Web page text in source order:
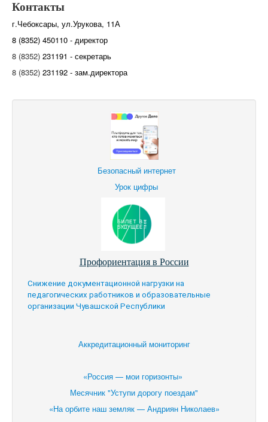
Контакты
г.Чебоксары, ул.Урукова, 11А
8 (8352) 450110 - директор
8 (8352) 231191 - секретарь
8 (8352) 231192 - зам.директора
Безопасный интернет
Урок цифры
Профориентация в России
Снижение документационной нагрузки на
педагогических работников и образовательные
организации Чувашской Республики
Аккредитационный мониторинг
«Россия — мои горизонты»
Месячник "Уступи дорогу поездам"
«На орбите наш земляк — Андриян Николаев»